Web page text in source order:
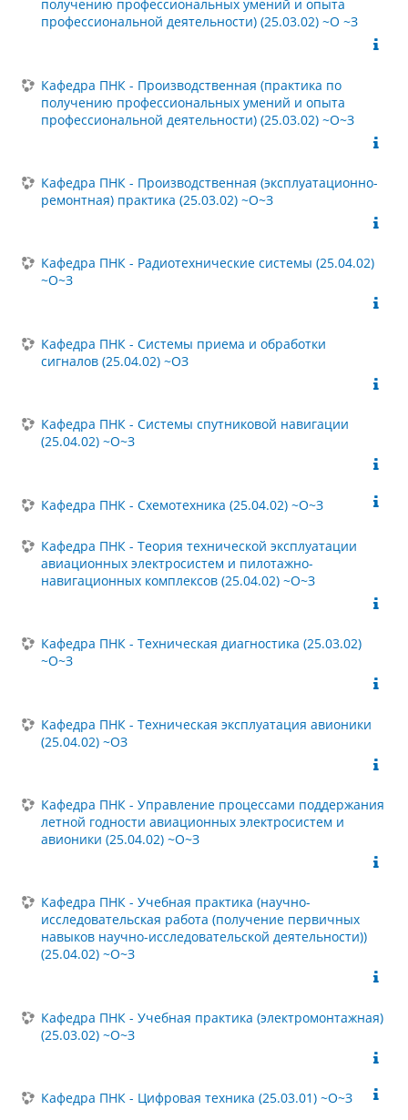
получению профессиональных умений и опыта
профессиональной деятельности) (25.03.02) ~О ~З
Кафедра ПНК - Производственная (практика по
получению профессиональных умений и опыта
профессиональной деятельности) (25.03.02) ~О~З
Кафедра ПНК - Производственная (эксплуатационно-
ремонтная) практика (25.03.02) ~О~З
Кафедра ПНК - Радиотехнические системы (25.04.02)
~О~З
Кафедра ПНК - Системы приема и обработки
сигналов (25.04.02) ~ОЗ
Кафедра ПНК - Системы спутниковой навигации
(25.04.02) ~О~З
Кафедра ПНК - Схемотехника (25.04.02) ~О~З
Кафедра ПНК - Теория технической эксплуатации
авиационных электросистем и пилотажно-
навигационных комплексов (25.04.02) ~О~З
Кафедра ПНК - Техническая диагностика (25.03.02)
~О~З
Кафедра ПНК - Техническая эксплуатация авионики
(25.04.02) ~ОЗ
Кафедра ПНК - Управление процессами поддержания
летной годности авиационных электросистем и
авионики (25.04.02) ~О~З
Кафедра ПНК - Учебная практика (научно-
исследовательская работа (получение первичных
навыков научно-исследовательской деятельности))
(25.04.02) ~О~З
Кафедра ПНК - Учебная практика (электромонтажная)
(25.03.02) ~О~З
Кафедра ПНК - Цифровая техника (25.03.01) ~О~З